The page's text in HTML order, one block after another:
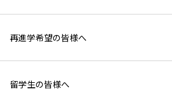
再進学希望の皆様へ
留学生の皆様へ